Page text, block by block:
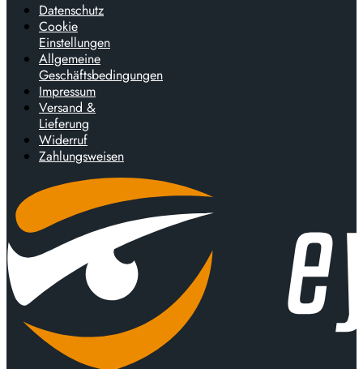
Datenschutz
Cookie
Einstellungen
Allgemeine
Geschäftsbedingungen
Impressum
Versand &
Lieferung
Widerruf
Zahlungsweisen